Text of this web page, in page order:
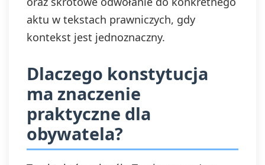
aktu w tekstach prawniczych, gdy
kontekst jest jednoznaczny.
Dlaczego konstytucja
ma znaczenie
praktyczne dla
obywatela?